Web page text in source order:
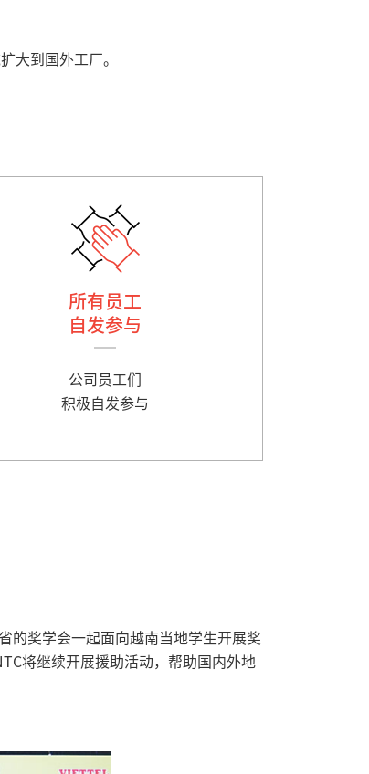
大到国外工厂。
所有员工
自发参与
公司员工们
积极自发参与
的奖学会一起面向越南当地学生开展奖
将继续开展援助活动，帮助国内外地